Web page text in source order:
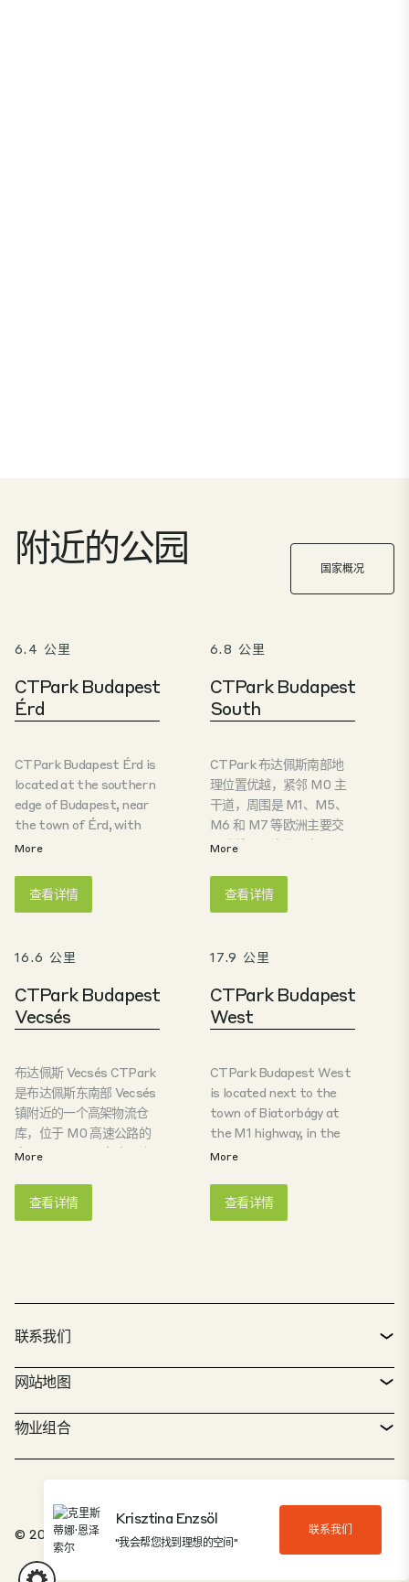
Krisztina Enzsöl
"我会帮您找到理想的空间"
联系我们
附近的公园 国家概况
6.4 公里
CTPark Budapest
Érd
CTPark Budapest Érd is
located at the southern
edge of Budapest, near
the town of Érd, with
direct access to the M6
connectivity to the M0
ring road. Just 25 km
location for logistics and
distribution. Developed
on over 70 hectares of
land, the site will
m² of modern
warehouse space,
designed to meet the
highest sustainability
standards. The buildings
aim for BREEAM
certification,
incorporating energy-
efficient systems and
CTPark Budapest Érd is
tailored for companies
seeking scalable, future-
proof facilities in a
strategic location, with
labor and urban
make it a standout
choice for businesses
expanding in Hungary
and across Central
More
查看详情
6.8 公里
CTPark Budapest
South
CTPark 布达佩斯南部地
理位置优越，紧邻 M0 主
干道，周围是 M1、M5、
M6 和 M7 等欧洲主要交
通路线，距离都只有几公
酒店仅 18 公里。对于物流
和生产公司来说也是非常
More
查看详情
16.6 公里
CTPark Budapest
Vecsés
布达佩斯 Vecsés CTPark
是布达佩斯东南部 Vecsés
镇附近的一个高架物流仓
库，位于 M0 高速公路的
交叉口，距 M5 高速公路
路仅 7 公里，距布达佩斯
国际机场仅几分钟车程。
仓库。 布达佩斯 CTPark
忙的交通线路上，建筑面
积超过 80,000 平方米，
是物流和生产企业的理想
选择。
More
查看详情
17.9 公里
CTPark Budapest
West
CTPark Budapest West
is located next to the
town of Biatorbágy at
the M1 highway, in the
vicinity of the M0 ring
from Budapest city
center. The property is
The park houses
"Outstanding"-rated
Good" and "Excellent"-
rated industrial
warehouses. It is the
More
查看详情
联系我们
联系方式
服务台
举报入口
客户入口
网站地图
物业搜索器
可持续发展
关于我们
投资者
物业组合
我们的解决方案
20 佳公园
© 2026，CTP Invest, spol. s ro.